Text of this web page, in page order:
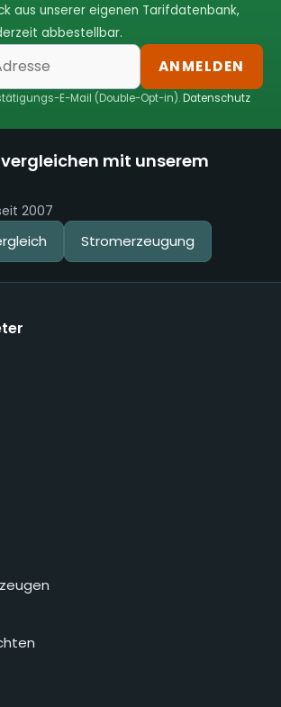
aus unserer eigenen Tarifdatenbank,
abbestellbar.
ANMELDEN
E-Mail (Double-Opt-in).Datenschutz
mit unserem
2007
Stromerzeugung